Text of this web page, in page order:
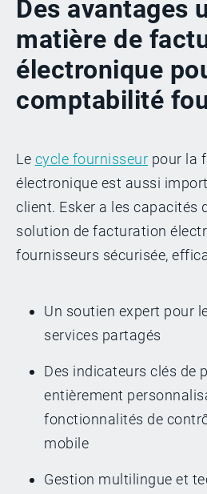
Des avantages
matière de
électronique
comptabilité
Le cycle fournisseur pour la
électronique est aussi
client. Esker a les capacités
solution de facturation
fournisseurs sécurisée,
Un soutien expert pour
services partagés
Des indicateurs clés de
entièrement
fonctionnalités de
mobile
Gestion multilingue et